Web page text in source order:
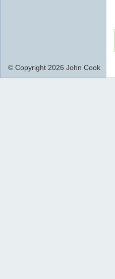
© Copyright 2026 John Cook